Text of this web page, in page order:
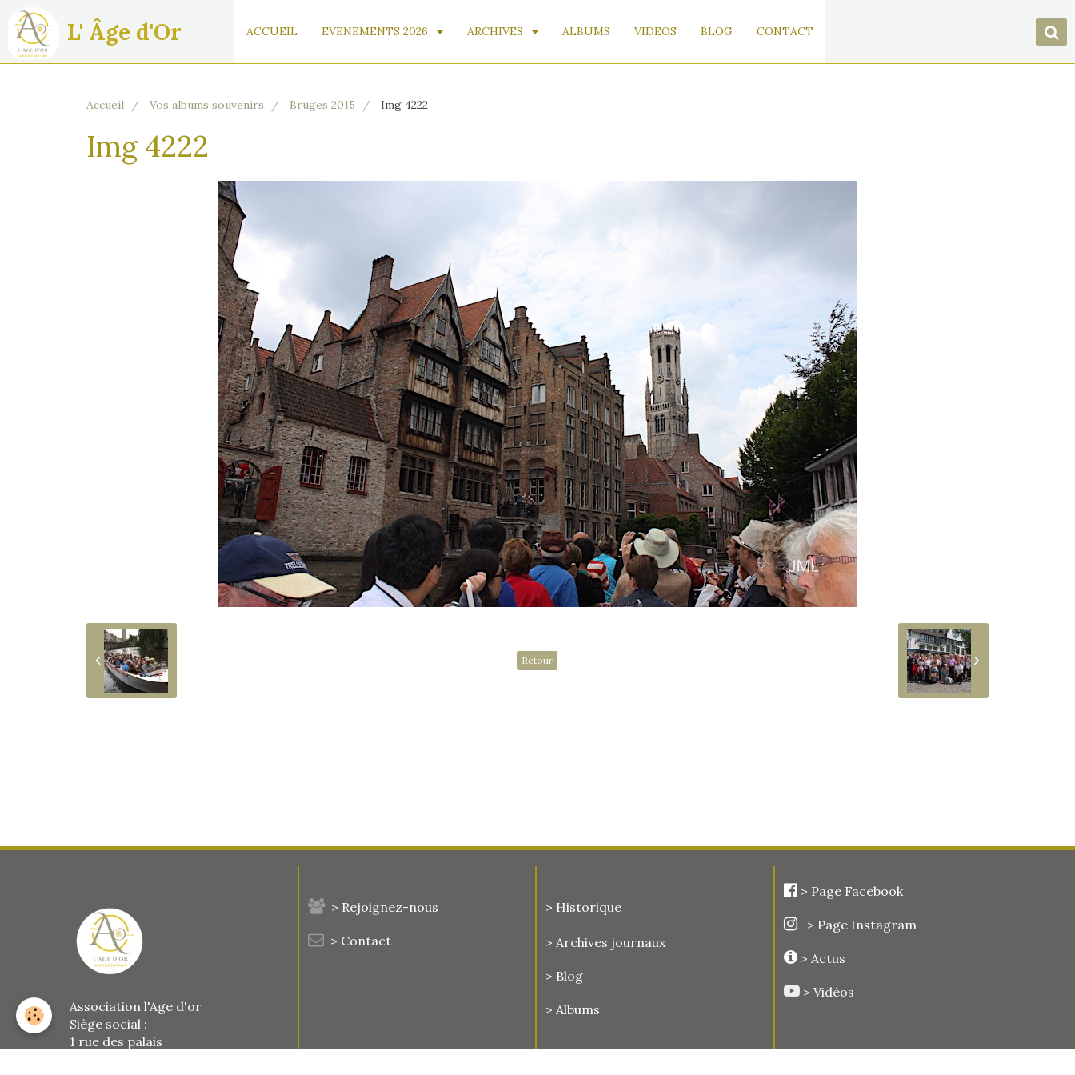
L' Âge d'Or ACCUEIL EVENEMENTS 2026 ARCHIVES ALBUMS VIDEOS BLOG CONTACT
Accueil Vos albums souvenirs Bruges 2015 Img 4222
Img 4222
Retour
Association l'Age d'or
Siège social :
1 rue des palais
> Rejoignez-nous
> Contact
> Historique
> Archives journaux
> Blog
> Albums
> Page Facebook
> Page Instagram
> Actus
> Vidéos